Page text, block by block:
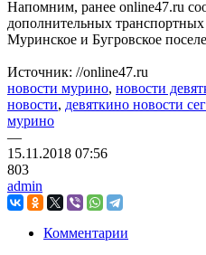
Напомним, ранее online47.ru
дополнительных
Муринское и Бугровское
Источник: //online47.ru
новости мурино, новости
новости, девяткино новости
мурино
—
15.11.2018 07:56
803
admin
Комментарии